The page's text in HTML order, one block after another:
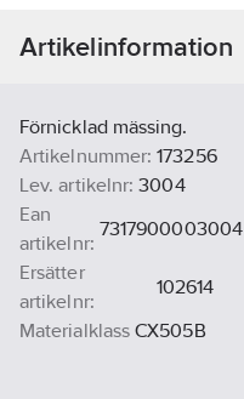
Artikelinformation
Förnicklad mässing.
Artikelnummer: 173256
Lev. artikelnr: 3004
Ean
artikelnr:
7317900003004
Ersätter
artikelnr:
102614
Materialklass CX505B